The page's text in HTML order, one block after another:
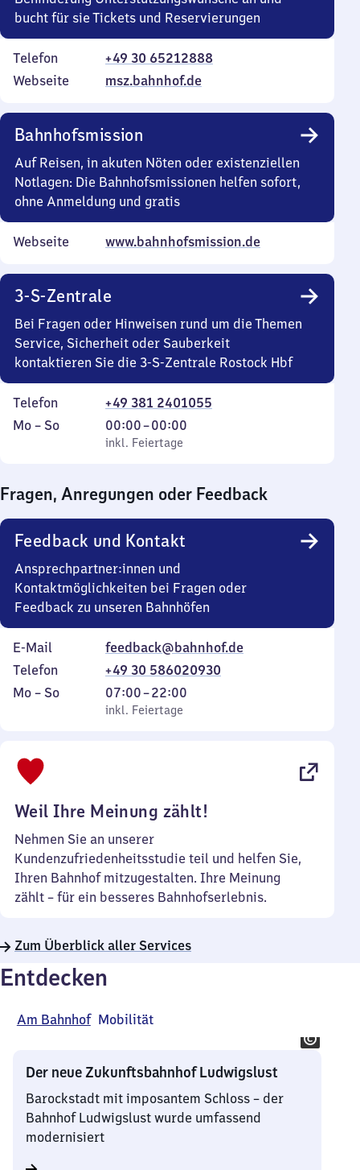
bucht für sie Tickets und Reservierungen
Telefon
+49 30 65212888
Webseite
msz.bahnhof.de
Bahnhofsmission
Auf Reisen, in akuten Nöten oder existenziellen
Notlagen: Die Bahnhofsmissionen helfen sofort,
ohne Anmeldung und gratis
Webseite www.bahnhofsmission.de
3-S-Zentrale
Bei Fragen oder Hinweisen rund um die Themen
Service, Sicherheit oder Sauberkeit
kontaktieren Sie die 3-S-Zentrale Rostock Hbf
Telefon
+49 381 2401055
Montag
Mo – So,
inkl. Feiertage
00:00–00:00
Von
0
0
Uhr
inkl. Feiertage
Fragen, Anregungen oder Feedback
Feedback und Kontakt
Ansprechpartner:innen und
Kontaktmöglichkeiten bei Fragen oder
Feedback zu unseren Bahnhöfen
E-Mail
feedback@bahnhof.de
Telefon
+49 30 586020930
Montag
Mo – So,
inkl. Feiertage
07:00–22:00
Von
7
inkl. Feiertage
Weil Ihre Meinung zählt!
Nehmen Sie an unserer
Kundenzufriedenheitsstudie teil und helfen Sie,
Ihren Bahnhof mitzugestalten. Ihre Meinung
zählt – für ein besseres Bahnhofserlebnis.
Zum Überblick aller Services
Entdecken
Am Bahnhof Mobilität
Der neue Zukunftsbahnhof Ludwigslust
Barockstadt mit imposantem Schloss – der
Bahnhof Ludwigslust wurde umfassend
modernisiert